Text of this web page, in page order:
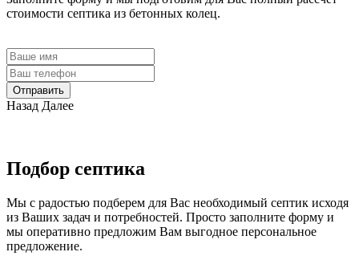
стоимости септика из бетонных колец.
Отправить
Назад Далее
Подбор септика
Мы с радостью подберем для Вас необходимый септик исходя
из Ваших задач и потребностей. Просто заполните форму и
мы оперативно предложим Вам выгодное персональное
предложение.